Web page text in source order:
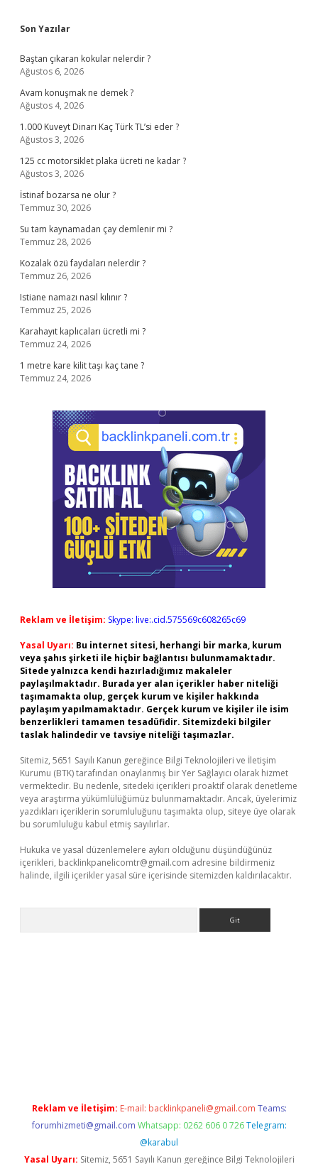
Sidebar
Son Yazılar
Baştan çıkaran kokular nelerdir ?
Ağustos 6, 2026
Avam konuşmak ne demek ?
Ağustos 4, 2026
1.000 Kuveyt Dinarı Kaç Türk TL’si eder ?
Ağustos 3, 2026
125 cc motorsiklet plaka ücreti ne kadar ?
Ağustos 3, 2026
İstinaf bozarsa ne olur ?
Temmuz 30, 2026
Su tam kaynamadan çay demlenir mi ?
Temmuz 28, 2026
Kozalak özü faydaları nelerdir ?
Temmuz 26, 2026
Istiane namazı nasıl kılınır ?
Temmuz 25, 2026
Karahayıt kaplıcaları ücretli mi ?
Temmuz 24, 2026
1 metre kare kilit taşı kaç tane ?
Temmuz 24, 2026
Reklam ve İletişim: Skype: live:.cid.575569c608265c69
Yasal Uyarı: Bu internet sitesi, herhangi bir marka, kurum
veya şahıs şirketi ile hiçbir bağlantısı bulunmamaktadır.
Sitede yalnızca kendi hazırladığımız makaleler
paylaşılmaktadır. Burada yer alan içerikler haber niteliği
taşımamakta olup, gerçek kurum ve kişiler hakkında
paylaşım yapılmamaktadır. Gerçek kurum ve kişiler ile isim
benzerlikleri tamamen tesadüfidir. Sitemizdeki bilgiler
taslak halindedir ve tavsiye niteliği taşımazlar.
Sitemiz, 5651 Sayılı Kanun gereğince Bilgi Teknolojileri ve İletişim
Kurumu (BTK) tarafından onaylanmış bir Yer Sağlayıcı olarak hizmet
vermektedir. Bu nedenle, sitedeki içerikleri proaktif olarak denetleme
veya araştırma yükümlülüğümüz bulunmamaktadır. Ancak, üyelerimiz
yazdıkları içeriklerin sorumluluğunu taşımakta olup, siteye üye olarak
bu sorumluluğu kabul etmiş sayılırlar.
Hukuka ve yasal düzenlemelere aykırı olduğunu düşündüğünüz
içerikleri, backlinkpanelicomtr@gmail.com adresine bildirmeniz
halinde, ilgili içerikler yasal süre içerisinde sitemizden kaldırılacaktır.
Reklam ve İletişim: E-mail: backlinkpaneli@gmail.com Teams:
forumhizmeti@gmail.com Whatsapp: 0262 606 0 726 Telegram:
@karabul
Yasal Uyarı: Sitemiz, 5651 Sayılı Kanun gereğince Bilgi Teknolojileri